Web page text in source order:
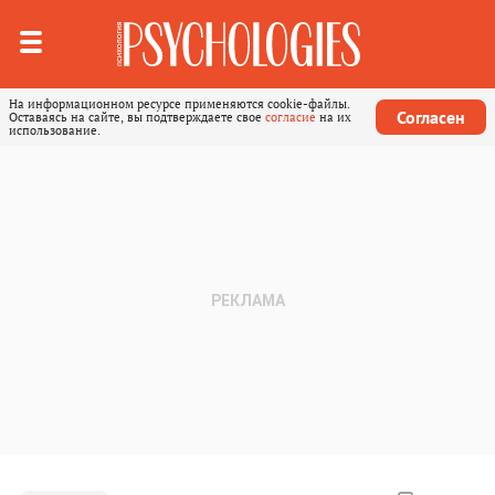
На информационном ресурсе применяются cookie-файлы.
Оставаясь на сайте, вы подтверждаете свое согласие на их
использование.
Согласен